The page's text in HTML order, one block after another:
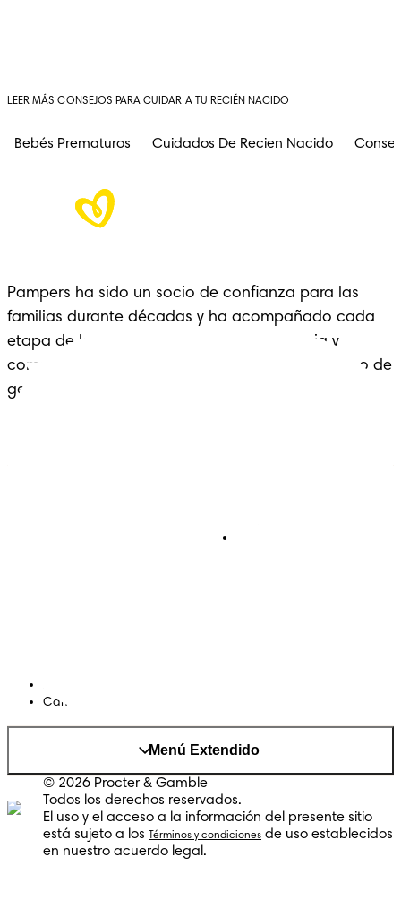
LEER MÁS CONSEJOS PARA CUIDAR A TU RECIÉN NACIDO
Bebés Prematuros Cuidados De Recien Nacido
Pampers ha sido un socio de confianza para las
familias durante décadas y ha acompañado cada
etapa de la crianza con cariño, experiencia y
comodidad: un legado que se extiende a lo largo de
generaciones.
Cambiar el país/region
Menú Extendido
© 2026 Procter & Gamble
Todos los derechos reservados.
El uso y el acceso a la información del presente sitio
está sujeto a los
Términos y condiciones de uso establecidos
en nuestro acuerdo legal.